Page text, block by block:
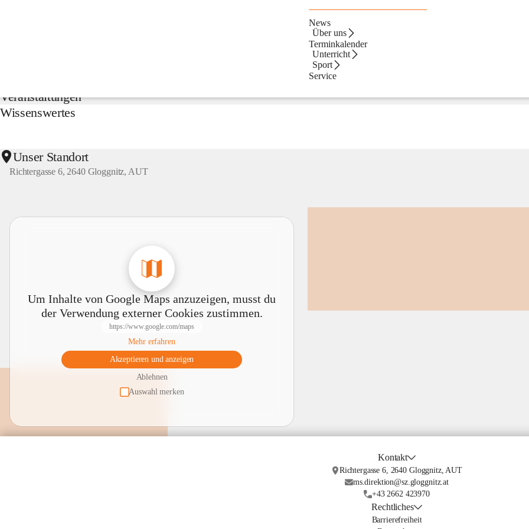
News
Über uns
Terminkalender
Unterricht
Sport
Service
Veranstaltungen
Wissenswertes
Unser Standort
Richtergasse 6, 2640 Gloggnitz, AUT
Um Inhalte von Google Maps anzuzeigen, musst du
der Verwendung externer Cookies zustimmen.
https://www.google.com/maps
Mehr erfahren
Akzeptieren und anzeigen
Ablehnen
Auswahl merken
Kontakt
Richtergasse 6, 2640 Gloggnitz, AUT
ms.direktion@sz.gloggnitz.at
+43 2662 423970
Rechtliches
Barrierefreiheit